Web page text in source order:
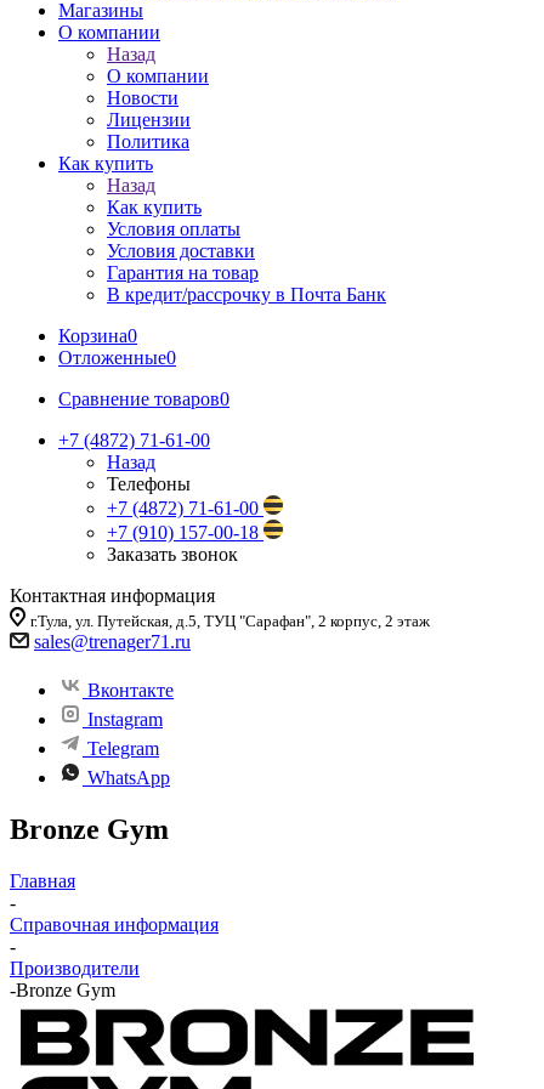
Магазины
О компании
Назад
О компании
Новости
Лицензии
Политика
Как купить
Назад
Как купить
Условия оплаты
Условия доставки
Гарантия на товар
В кредит/рассрочку в Почта Банк
Корзина0
Отложенные0
Сравнение товаров0
+7 (4872) 71-61-00
Назад
Телефоны
+7 (4872) 71-61-00
+7 (910) 157-00-18
Заказать звонок
Контактная информация
г.Тула, ул. Путейская, д.5, ТУЦ "Сарафан", 2 корпус, 2 этаж
sales@trenager71.ru
Вконтакте
Instagram
Telegram
WhatsApp
Bronze Gym
Главная
-
Справочная информация
-
Производители
-Bronze Gym